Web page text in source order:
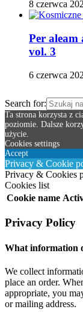
8 czerwca
Per aleam
vol. 3
6 czerwca
Search for:
Ta strona korzysta z
poziomie. Dalsze
użycie.
Cookies settings
Accept
Privacy & Cookie
Privacy & Cookies
Cookies list
Cookie name
Privacy Policy
What information
We collect
place an order.
appropriate, you
or mailing address.